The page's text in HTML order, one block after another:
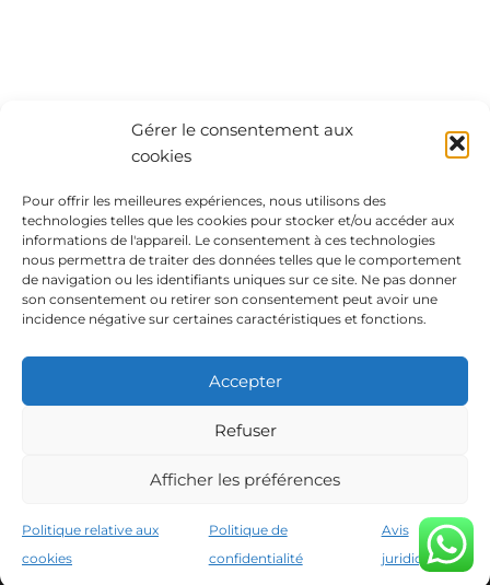
Gérer le consentement aux
cookies
Pour offrir les meilleures expériences, nous utilisons des
technologies telles que les cookies pour stocker et/ou accéder aux
informations de l'appareil. Le consentement à ces technologies
nous permettra de traiter des données telles que le comportement
de navigation ou les identifiants uniques sur ce site. Ne pas donner
son consentement ou retirer son consentement peut avoir une
incidence négative sur certaines caractéristiques et fonctions.
Accepter
Refuser
Afficher les préférences
Politique relative aux
cookies
Politique de
confidentialité
Avis
juridique
ТАXI
Vous êtes toujours à temps !
Complétez votre expérience avec
notre service de taxi et assurez-vous
de passer un séjour sans soucis.
Avis juridique
Politique de confidentialité
Instituto Hispánico de Murcia © 2026